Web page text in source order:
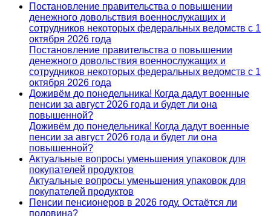
Постановление правительства о повышении
денежного довольствия военнослужащих и
сотрудников некоторых федеральных ведомств с 1
октября 2026 года
Постановление правительства о повышении
денежного довольствия военнослужащих и
сотрудников некоторых федеральных ведомств с 1
октября 2026 года
Доживём до понедельника! Когда дадут военные
пенсии за август 2026 года и будет ли она
повышенной?
Доживём до понедельника! Когда дадут военные
пенсии за август 2026 года и будет ли она
повышенной?
Актуальные вопросы уменьшения упаковок для
покупателей продуктов
Актуальные вопросы уменьшения упаковок для
покупателей продуктов
Пенсии пенсионеров в 2026 году. Остаётся ли
половина?